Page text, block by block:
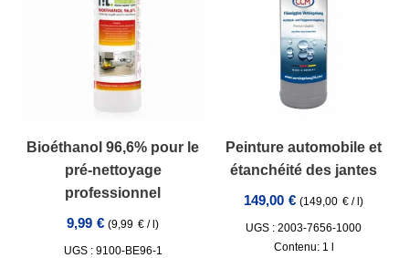
Bioéthanol 96,6% pour le
pré-nettoyage
professionnel
9,99 € (9,99 € / )
UGS : 9100-BE96-1
Peinture automobile et
étanchéité des jantes
149,00 € (149,00 € / )
UGS : 2003-7656-1000
Contenu: 1 l